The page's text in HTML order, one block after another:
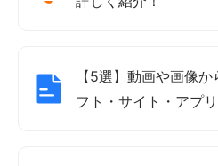
【5選】動画や画像
フト・サイト・アプリ